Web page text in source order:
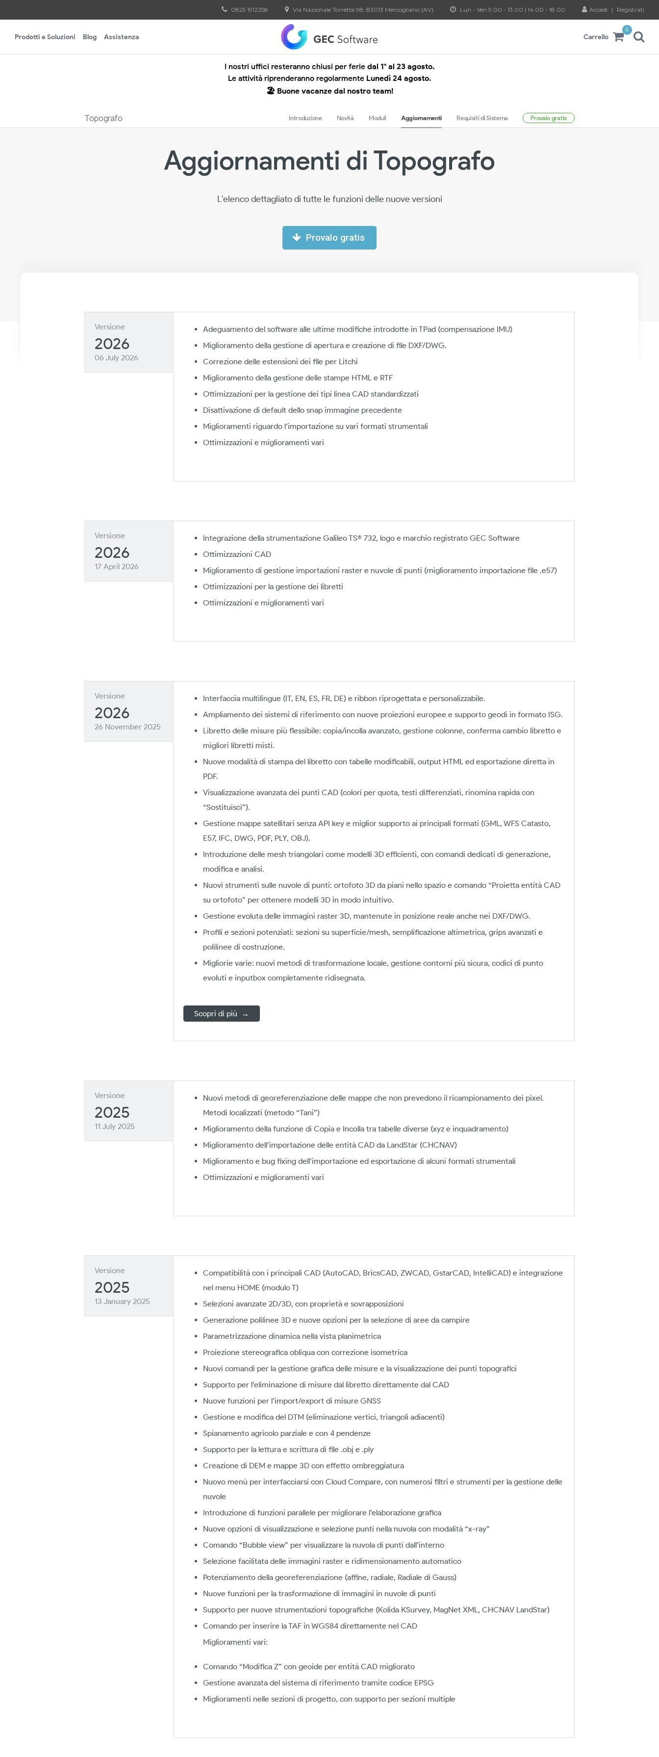
0825 1912258 Via Nazionale Torrette 98, 83013 Mercogliano (AV) Lun - Ven 9.00 - 13.00 | 14.00 - 18.00 Accedi | Registrati
Prodotti e Soluzioni Blog Assistenza Carrello
0
I nostri uffici resteranno chiusi per ferie dal 1° al 23 agosto.
Le attività riprenderanno regolarmente Lunedì 24 agosto.
🏖️ Buone vacanze dal nostro team!
Topografo Introduzione Novità Moduli Aggiornamenti Requisiti di Sistema Provalo gratis
Aggiornamenti di Topografo
L'elenco dettagliato di tutte le funzioni delle nuove versioni
Provalo gratis
Versione
2026
06 July 2026
Adeguamento del software alle ultime modifiche introdotte in TPad (compensazione IMU)
Miglioramento della gestione di apertura e creazione di file DXF/DWG.
Correzione delle estensioni dei file per Litchi
Miglioramento della gestione delle stampe HTML e RTF
Ottimizzazioni per la gestione dei tipi linea CAD standardizzati
Disattivazione di default dello snap immagine precedente
Miglioramenti riguardo l’importazione su vari formati strumentali
Ottimizzazioni e miglioramenti vari
Versione
2026
17 April 2026
Integrazione della strumentazione Galileo TS® 732, logo e marchio registrato GEC Software
Ottimizzazioni CAD
Miglioramento di gestione importazioni raster e nuvole di punti (miglioramento importazione file .e57)
Ottimizzazioni per la gestione dei libretti
Ottimizzazioni e miglioramenti vari
Versione
2026
26 November 2025
Interfaccia multilingue (IT, EN, ES, FR, DE) e ribbon riprogettata e personalizzabile.
Ampliamento dei sistemi di riferimento con nuove proiezioni europee e supporto geodi in formato ISG.
Libretto delle misure più flessibile: copia/incolla avanzato, gestione colonne, conferma cambio libretto e
migliori libretti misti.
Nuove modalità di stampa del libretto con tabelle modificabili, output HTML ed esportazione diretta in
PDF.
Visualizzazione avanzata dei punti CAD (colori per quota, testi differenziati, rinomina rapida con
“Sostituisci”).
Gestione mappe satellitari senza API key e miglior supporto ai principali formati (GML, WFS Catasto,
E57, IFC, DWG, PDF, PLY, OBJ).
Introduzione delle mesh triangolari come modelli 3D efficienti, con comandi dedicati di generazione,
modifica e analisi.
Nuovi strumenti sulle nuvole di punti: ortofoto 3D da piani nello spazio e comando “Proietta entità CAD
su ortofoto” per ottenere modelli 3D in modo intuitivo.
Gestione evoluta delle immagini raster 3D, mantenute in posizione reale anche nei DXF/DWG.
Profili e sezioni potenziati: sezioni su superficie/mesh, semplificazione altimetrica, grips avanzati e
polilinee di costruzione.
Migliorie varie: nuovi metodi di trasformazione locale, gestione contorni più sicura, codici di punto
evoluti e inputbox completamente ridisegnata.
Scopri di più →
Versione
2025
11 July 2025
Nuovi metodi di georeferenziazione delle mappe che non prevedono il ricampionamento dei pixel.
Metodi localizzati (metodo “Tani”)
Miglioramento della funzione di Copia e Incolla tra tabelle diverse (xyz e inquadramento)
Miglioramento dell’importazione delle entità CAD da LandStar (CHCNAV)
Miglioramento e bug fixing dell’importazione ed esportazione di alcuni formati strumentali
Ottimizzazioni e miglioramenti vari
Versione
2025
13 January 2025
Compatibilità con i principali CAD (AutoCAD, BricsCAD, ZWCAD, GstarCAD, IntelliCAD) e integrazione
nel menu HOME (modulo T)
Selezioni avanzate 2D/3D, con proprietà e sovrapposizioni
Generazione polilinee 3D e nuove opzioni per la selezione di aree da campire
Parametrizzazione dinamica nella vista planimetrica
Proiezione stereografica obliqua con correzione isometrica
Nuovi comandi per la gestione grafica delle misure e la visualizzazione dei punti topografici
Supporto per l’eliminazione di misure dal libretto direttamente dal CAD
Nuove funzioni per l’import/export di misure GNSS
Gestione e modifica del DTM (eliminazione vertici, triangoli adiacenti)
Spianamento agricolo parziale e con 4 pendenze
Supporto per la lettura e scrittura di file .obj e .ply
Creazione di DEM e mappe 3D con effetto ombreggiatura
Nuovo menù per interfacciarsi con Cloud Compare, con numerosi filtri e strumenti per la gestione delle
nuvole
Introduzione di funzioni parallele per migliorare l’elaborazione grafica
Nuove opzioni di visualizzazione e selezione punti nella nuvola con modalità “x-ray”
Comando “Bubble view” per visualizzare la nuvola di punti dall’interno
Selezione facilitata delle immagini raster e ridimensionamento automatico
Potenziamento della georeferenziazione (affine, radiale, Radiale di Gauss)
Nuove funzioni per la trasformazione di immagini in nuvole di punti
Supporto per nuove strumentazioni topografiche (Kolida KSurvey, MagNet XML, CHCNAV LandStar)
Comando per inserire la TAF in WGS84 direttamente nel CAD
Miglioramenti vari:
Comando “Modifica Z” con geoide per entità CAD migliorato
Gestione avanzata del sistema di riferimento tramite codice EPSG
Miglioramenti nelle sezioni di progetto, con supporto per sezioni multiple